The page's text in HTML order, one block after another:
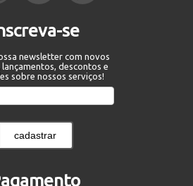
se
newsletter com novos
descontos e
sobre nossos serviços!
cadastrar